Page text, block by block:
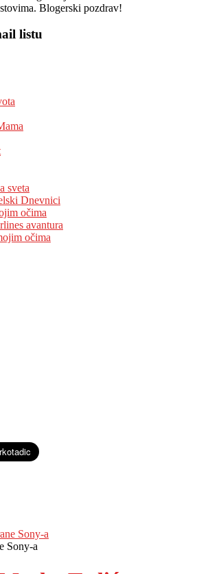
Blogerski pozdrav!
listu
sveta
Dnevnici
očima
avantura
očima
Sony-a